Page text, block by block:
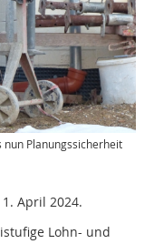
Planungssicherheit
April 2024.
Lohn- und